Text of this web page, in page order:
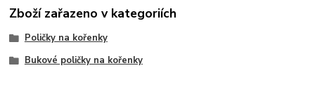
Zboží zařazeno v kategoriích
Poličky na kořenky
Bukové poličky na kořenky